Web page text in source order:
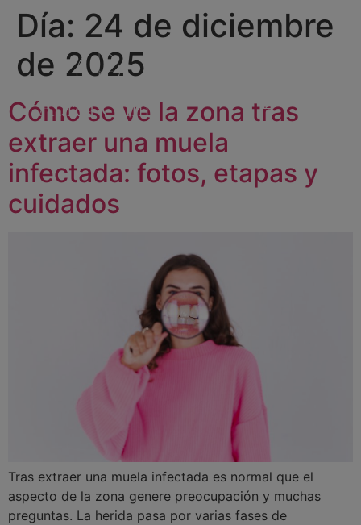
Día: 24 de diciembre
de 2025
Cómo se ve la zona tras
extraer una muela
infectada: fotos, etapas y
cuidados
Tras extraer una muela infectada es normal que el
aspecto de la zona genere preocupación y muchas
preguntas. La herida pasa por varias fases de